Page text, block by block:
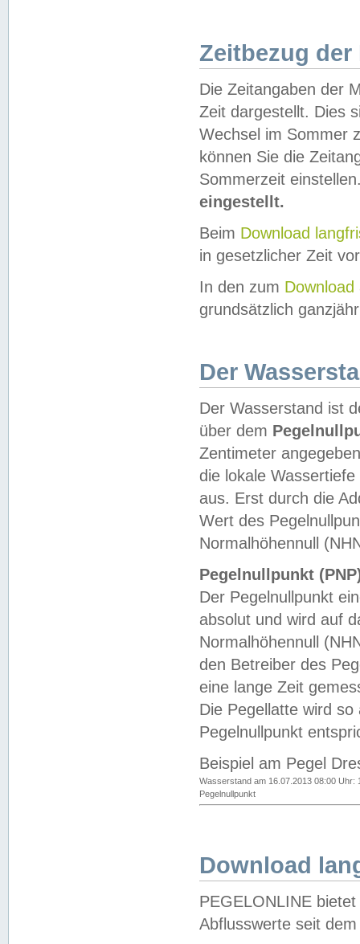
Zeitbezug der
Die Zeitangaben der
Zeit dargestellt. Dies
Wechsel im Sommer
können Sie die
Sommerzeit
eingestellt.
Beim Download
in gesetzlicher Zeit
In den zum Download
grundsätzlich
Der
Der Wasserstand ist
über dem
Zentimeter
die lokale
aus. Erst durch die
Wert des
Normalhöhennull
Pegelnullpunkt
Der Pegelnullpunkt
absolut und wird auf
Normalhöhennull
den Betreiber des
eine lange Zeit
Die Pegellatte wird
Pegelnullpunkt
Beispiel am Pegel
Wasserstand am 16.07.2013 08:00 Uhr:
Pegelnullpunkt
Download
PEGELONLINE
Abflusswerte seit